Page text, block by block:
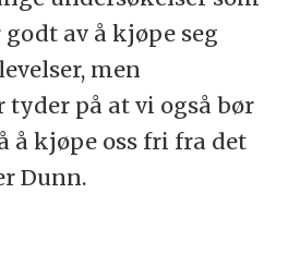
av å kjøpe seg
men
på at vi også bør
å kjøpe oss fri fra det
Dunn.